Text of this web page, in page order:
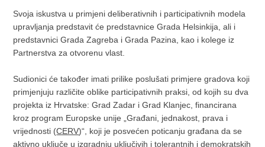
Svoja iskustva u primjeni deliberativnih i participativnih modela
upravljanja predstavit će predstavnice Grada Helsinkija, ali i
predstavnici Grada Zagreba i Grada Pazina, kao i kolege iz
Partnerstva za otvorenu vlast.
Sudionici će također imati prilike poslušati primjere gradova koji
primjenjuju različite oblike participativnih praksi, od kojih su dva
projekta iz Hrvatske: Grad Zadar i Grad Klanjec, financirana
kroz program Europske unije „Građani, jednakost, prava i
vrijednosti (CERV)“, koji je posvećen poticanju građana da se
aktivno uključe u izgradnju uključivih i tolerantnih i demokratskih